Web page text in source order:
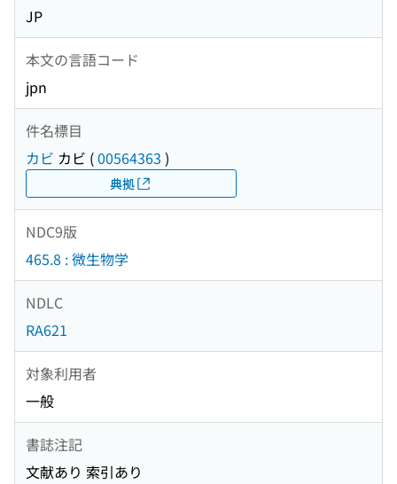
JP
本文の言語コード
jpn
件名標目
カビ カビ (00564363 )
典拠
NDC9版
465.8 : 微生物学
NDLC
RA621
対象利用者
一般
書誌注記
文献あり 索引あり